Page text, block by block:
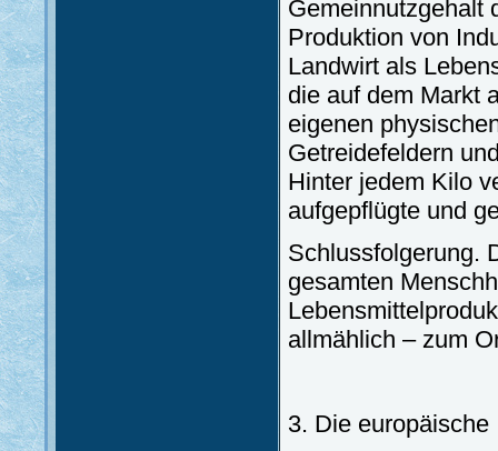
Gemeinnutzgehalt
Produktion von
Landwirt als
die auf dem Markt
eigenen
Getreidefeldern
Hinter jedem Kilo
aufgepflügte und
Schlussfolgerung.
gesamten
allmählich – zum
3. Die europäische